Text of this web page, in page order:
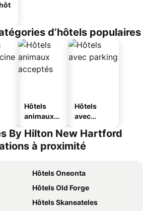
d’hôtels populaires
Hôtels
animaux
Hôtels
avec
By Hilton New Hartford
à proximité
Hôtels Oneonta
Hôtels Old Forge
Hôtels Skaneateles